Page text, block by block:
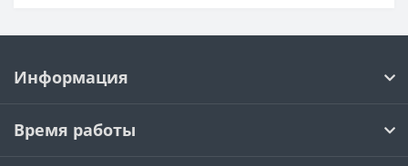
Информация
Время работы